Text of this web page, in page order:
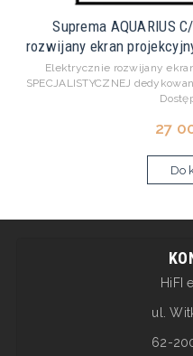
Suprema AQUARIUS
rozwijany ekran
Elektrycznie rozwijany
SPECJALISTYCZNEJ
27
Do
HiFI
ul.
62-